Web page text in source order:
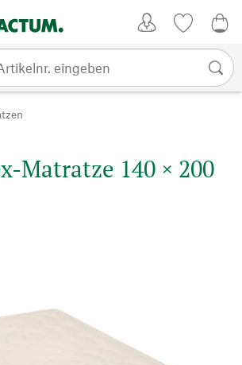
Matratze 140 × 200